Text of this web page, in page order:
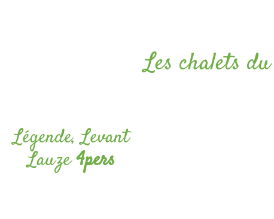
Les chalets
Légende, Levant
Lauze4pers